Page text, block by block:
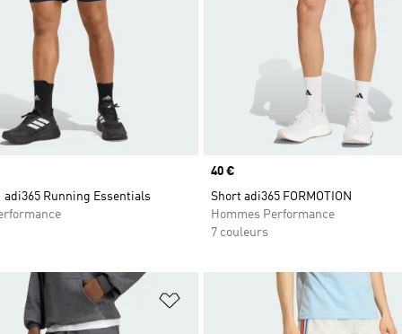
adi365 Running Essentials
Prix
40 €
Short adi365 FORMOTION
Hommes Performance
7 couleurs
de produits favoris Ajouter à la Liste de produits